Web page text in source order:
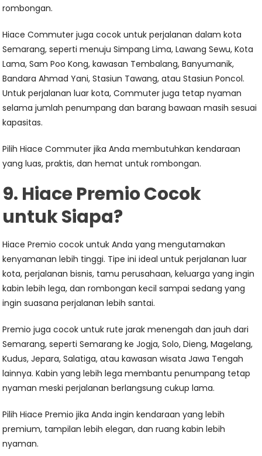
rombongan.
Hiace Commuter juga cocok untuk perjalanan dalam kota
Semarang, seperti menuju Simpang Lima, Lawang Sewu, Kota
Lama, Sam Poo Kong, kawasan Tembalang, Banyumanik,
Bandara Ahmad Yani, Stasiun Tawang, atau Stasiun Poncol.
Untuk perjalanan luar kota, Commuter juga tetap nyaman
selama jumlah penumpang dan barang bawaan masih sesuai
kapasitas.
Pilih Hiace Commuter jika Anda membutuhkan kendaraan
yang luas, praktis, dan hemat untuk rombongan.
9. Hiace Premio Cocok
untuk Siapa?
Hiace Premio cocok untuk Anda yang mengutamakan
kenyamanan lebih tinggi. Tipe ini ideal untuk perjalanan luar
kota, perjalanan bisnis, tamu perusahaan, keluarga yang ingin
kabin lebih lega, dan rombongan kecil sampai sedang yang
ingin suasana perjalanan lebih santai.
Premio juga cocok untuk rute jarak menengah dan jauh dari
Semarang, seperti Semarang ke Jogja, Solo, Dieng, Magelang,
Kudus, Jepara, Salatiga, atau kawasan wisata Jawa Tengah
lainnya. Kabin yang lebih lega membantu penumpang tetap
nyaman meski perjalanan berlangsung cukup lama.
Pilih Hiace Premio jika Anda ingin kendaraan yang lebih
premium, tampilan lebih elegan, dan ruang kabin lebih
nyaman.